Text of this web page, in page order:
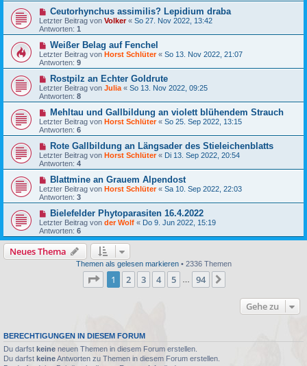
Ceutorhynchus assimilis? Lepidium draba
Letzter Beitrag von Volker« So 27. Nov 2022, 13:42
Antworten: 1
Weißer Belag auf Fenchel
Letzter Beitrag von Horst Schlüter« So 13. Nov 2022, 21:07
Antworten: 9
Rostpilz an Echter Goldrute
Letzter Beitrag von Julia « So 13. Nov 2022, 09:25
Antworten: 8
Mehltau und Gallbildung an violett blühendem Strauch
Letzter Beitrag von Horst Schlüter« So 25. Sep 2022, 13:15
Antworten: 6
Rote Gallbildung an Längsader des Stieleichenblatts
Letzter Beitrag von Horst Schlüter« Di 13. Sep 2022, 20:54
Antworten: 4
Blattmine an Grauem Alpendost
Letzter Beitrag von Horst Schlüter« Sa 10. Sep 2022, 22:03
Antworten: 3
Bielefelder Phytoparasiten 16.4.2022
Letzter Beitrag von der Wolf « Do 9. Jun 2022, 15:19
Antworten: 6
Neues Thema
Themen als gelesen markieren• 2336 Themen
Seite 1von 94
1 2 3 4 5 94
Gehe zu
BERECHTIGUNGEN IN DIESEM FORUM
Du darfst keine neuen Themen in diesem Forum erstellen.
Du darfst keineAntworten zu Themen in diesem Forum erstellen.